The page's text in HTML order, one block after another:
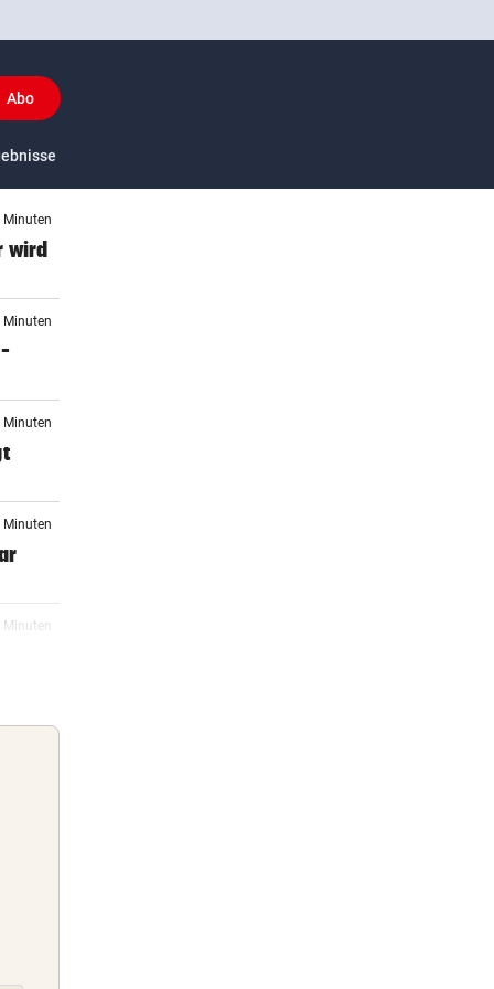
Abo
US-Sport
Minuten
wird
Minuten
Minuten
Minuten
Minuten
03:00